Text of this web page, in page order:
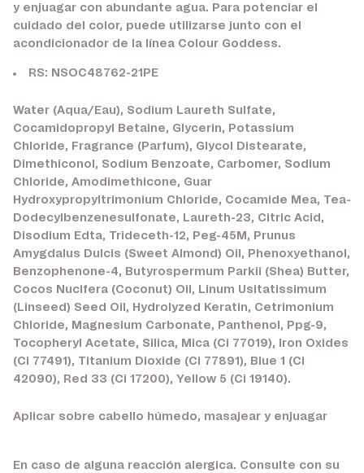
y enjuagar con abundante agua. Para potenciar el
cuidado del color, puede utilizarse junto con el
acondicionador de la línea Colour Goddess.
RS: NSOC48762-21PE
Water (Aqua/Eau), Sodium Laureth Sulfate,
Cocamidopropyl Betaine, Glycerin, Potassium
Chloride, Fragrance (Parfum), Glycol Distearate,
Dimethiconol, Sodium Benzoate, Carbomer, Sodium
Chloride, Amodimethicone, Guar
Hydroxypropyltrimonium Chloride, Cocamide Mea, Tea-
Dodecylbenzenesulfonate, Laureth-23, Citric Acid,
Disodium Edta, Trideceth-12, Peg-45M, Prunus
Amygdalus Dulcis (Sweet Almond) Oil, Phenoxyethanol,
Benzophenone-4, Butyrospermum Parkii (Shea) Butter,
Cocos Nucifera (Coconut) Oil, Linum Usitatissimum
(Linseed) Seed Oil, Hydrolyzed Keratin, Cetrimonium
Chloride, Magnesium Carbonate, Panthenol, Ppg-9,
Tocopheryl Acetate, Silica, Mica (Ci 77019), Iron Oxides
(Ci 77491), Titanium Dioxide (Ci 77891), Blue 1 (Ci
42090), Red 33 (Ci 17200), Yellow 5 (Ci 19140).
Aplicar sobre cabello húmedo, masajear y enjuagar
En caso de alguna reacción alergica. Consulte con su